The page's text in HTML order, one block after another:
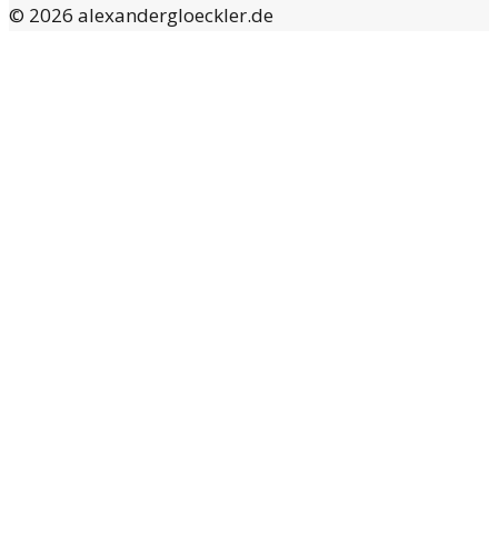
© 2026 alexandergloeckler.de